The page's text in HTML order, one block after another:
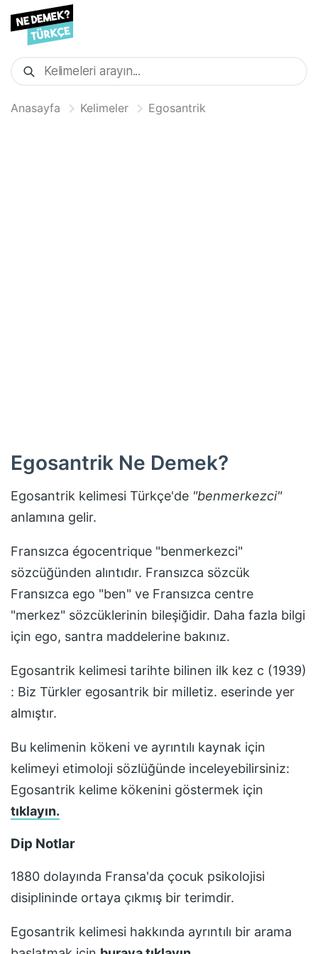
Anasayfa Kelimeler Egosantrik
Egosantrik Ne Demek?
Egosantrik kelimesi Türkçe'de "benmerkezci"
anlamına gelir.
Fransızca égocentrique "benmerkezci"
sözcüğünden alıntıdır. Fransızca sözcük
Fransızca ego "ben" ve Fransızca centre
"merkez" sözcüklerinin bileşiğidir. Daha fazla bilgi
için ego, santra maddelerine bakınız.
Egosantrik kelimesi tarihte bilinen ilk kez c (1939)
: Biz Türkler egosantrik bir milletiz. eserinde yer
almıştır.
Bu kelimenin kökeni ve ayrıntılı kaynak için
kelimeyi etimoloji sözlüğünde inceleyebilirsiniz:
Egosantrik kelime kökenini göstermek için
tıklayın.
Dip Notlar
1880 dolayında Fransa'da çocuk psikolojisi
disiplininde ortaya çıkmış bir terimdir.
Egosantrik kelimesi hakkında ayrıntılı bir arama